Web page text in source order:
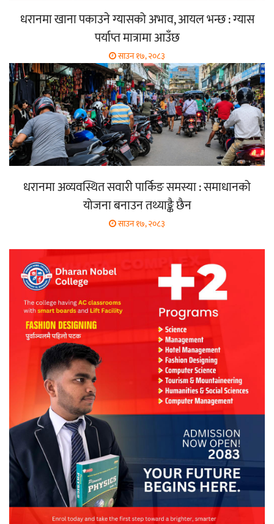
धरानमा खाना पकाउने ग्यासको अभाव, आयल भन्छ : ग्यास
पर्याप्त मात्रामा आउँछ
साउन १७, २०८३
धरानमा अव्यवस्थित सवारी पार्किङ समस्या : समाधानको
योजना बनाउन तथ्याङ्कै छैन
साउन १७, २०८३